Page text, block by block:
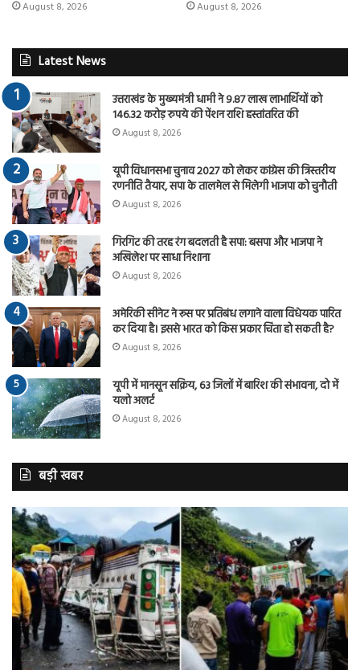
August 8, 2026 August 8, 2026
Latest News
उत्तराखंड के मुख्यमंत्री धामी ने 9.87 लाख लाभार्थियों को
146.32 करोड़ रुपये की पेंशन राशि हस्तांतरित की
August 8, 2026
यूपी विधानसभा चुनाव 2027 को लेकर कांग्रेस की त्रिस्तरीय
रणनीति तैयार, सपा के तालमेल से मिलेगी भाजपा को चुनौती
August 8, 2026
गिरगिट की तरह रंग बदलती है सपा: बसपा और भाजपा ने
अखिलेश पर साधा निशाना
August 8, 2026
अमेरिकी सीनेट ने रूस पर प्रतिबंध लगाने वाला विधेयक पारित
कर दिया है। इससे भारत को किस प्रकार चिंता हो सकती है?
August 8, 2026
यूपी में मानसून सक्रिय, 63 जिलों में बारिश की संभावना, दो में
यलो अलर्ट
August 8, 2026
बड़ी खबर